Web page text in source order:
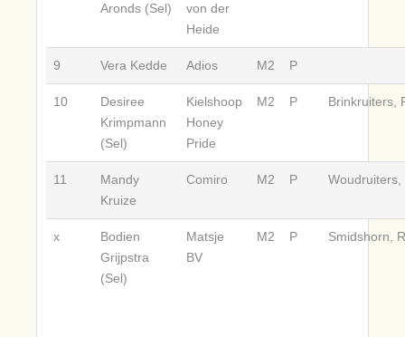
Aronds (Sel)
von der
Heide
9 Vera Kedde Adios M2 P
10
Desiree
Krimpmann
(Sel)
Kielshoop
Honey
Pride
M2 P Brinkruiters,
11
Mandy
Kruize
Comiro M2 P Woudruiters,
x
Bodien
Grijpstra
(Sel)
Matsje
BV
M2 P Smidshorn,